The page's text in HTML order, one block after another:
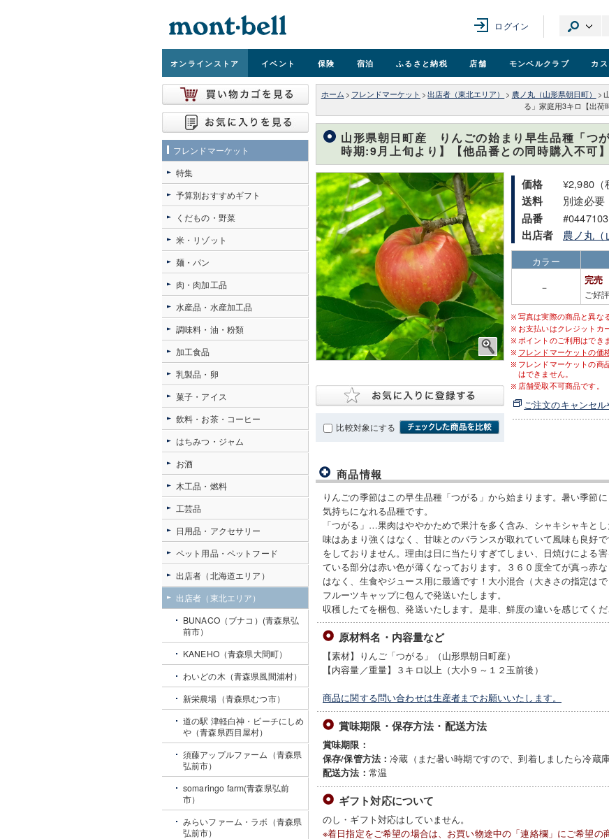
ログイン
オンラインストア イベント 保険 宿泊 ふるさと納税 店舗 モンベルクラブ カ
ホーム > フレンドマーケット > 出店者（東北エリア） > 農ノ丸（山形県朝日町） >
る」家庭用3キロ【出荷
山形県朝日町産 りんごの始まり早生品種「つ
時期:9月上旬より】【他品番との同時購入不可】
比較対象にする
価格 ¥2,980（
送料 別途必要
品番 #0447103
出店者 農ノ丸（
カラー
－
完売
ご好
写真は実際の商品と異な
お支払いはクレジットカ
ポイントのご利用はでき
フレンドマーケットの価
フレンドマーケットの商
はできません。
店舗受取不可商品です。
ご注文のキャンセ
商品情報
りんごの季節はこの早生品種「つがる」から始まります。暑い季節
気持ちになれる品種です。
「つがる」…果肉はややかためで果汁を多く含み、シャキシャキと
味はあまり強くはなく、甘味とのバランスが取れていて風味も良好
をしておりません。理由は日に当たりすぎてしまい、日焼けによる
ている部分は赤い色が薄くなっております。３６０度全てが真っ赤
はなく、生食やジュース用に最適です！大小混合（大きさの指定は
フルーツキャップに包んで発送いたします。
収穫したてを梱包、発送いたします。是非、鮮度の違いを感じてくだ
原材料名・内容量など
【素材】りんご「つがる」（山形県朝日町産）
【内容量／重量】３キロ以上（大小９～１２玉前後）
商品に関する問い合わせは生産者までお願いいたします。
賞味期限・保存方法・配送方法
賞味期限：
保存/保管方法：冷蔵（まだ暑い時期ですので、到着しましたら冷蔵
配送方法： 常温
ギフト対応について
のし・ギフト対応はしていません。
※着日指定をご希望の場合は、お買い物途中の「連絡欄」にご希望の
フレンドマーケット
特集
予算別おすすめギフト
くだもの・野菜
米・リゾット
麺・パン
肉・肉加工品
水産品・水産加工品
調味料・油・粉類
加工食品
乳製品・卵
菓子・アイス
飲料・お茶・コーヒー
はちみつ・ジャム
お酒
木工品・燃料
工芸品
日用品・アクセサリー
ペット用品・ペットフード
出店者（北海道エリア）
出店者（東北エリア）
BUNACO（ブナコ）(青森県弘
前市）
KANEHO（青森県大間町）
わいどの木（青森県風間浦村）
新栄農場（青森県むつ市）
道の駅 津軽白神・ビーチにしめ
や（青森県西目屋村）
須藤アップルファーム（青森県
弘前市）
somaringo farm(青森県弘前
市）
みらいファーム・ラボ（青森県
弘前市）